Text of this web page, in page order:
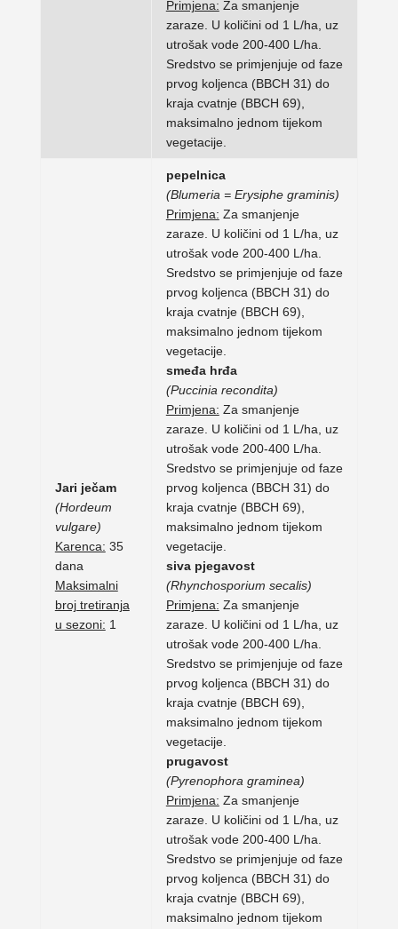
Primjena: Za smanjenje
zaraze. U količini od 1 L/ha, uz
utrošak vode 200-400 L/ha.
Sredstvo se primjenjuje od faze
prvog koljenca (BBCH 31) do
kraja cvatnje (BBCH 69),
maksimalno jednom tijekom
vegetacije.
Jari ječam
(Hordeum
vulgare)
Karenca: 35
dana
Maksimalni
broj tretiranja
u sezoni: 1
pepelnica
(Blumeria = Erysiphe graminis)
Primjena: Za smanjenje
zaraze. U količini od 1 L/ha, uz
utrošak vode 200-400 L/ha.
Sredstvo se primjenjuje od faze
prvog koljenca (BBCH 31) do
kraja cvatnje (BBCH 69),
maksimalno jednom tijekom
vegetacije.
smeđa hrđa
(Puccinia recondita)
Primjena: Za smanjenje
zaraze. U količini od 1 L/ha, uz
utrošak vode 200-400 L/ha.
Sredstvo se primjenjuje od faze
prvog koljenca (BBCH 31) do
kraja cvatnje (BBCH 69),
maksimalno jednom tijekom
vegetacije.
siva pjegavost
(Rhynchosporium secalis)
Primjena: Za smanjenje
zaraze. U količini od 1 L/ha, uz
utrošak vode 200-400 L/ha.
Sredstvo se primjenjuje od faze
prvog koljenca (BBCH 31) do
kraja cvatnje (BBCH 69),
maksimalno jednom tijekom
vegetacije.
prugavost
(Pyrenophora graminea)
Primjena: Za smanjenje
zaraze. U količini od 1 L/ha, uz
utrošak vode 200-400 L/ha.
Sredstvo se primjenjuje od faze
prvog koljenca (BBCH 31) do
kraja cvatnje (BBCH 69),
maksimalno jednom tijekom